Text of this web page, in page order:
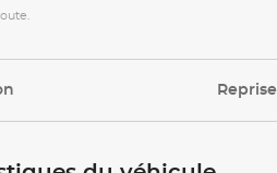
Reprise